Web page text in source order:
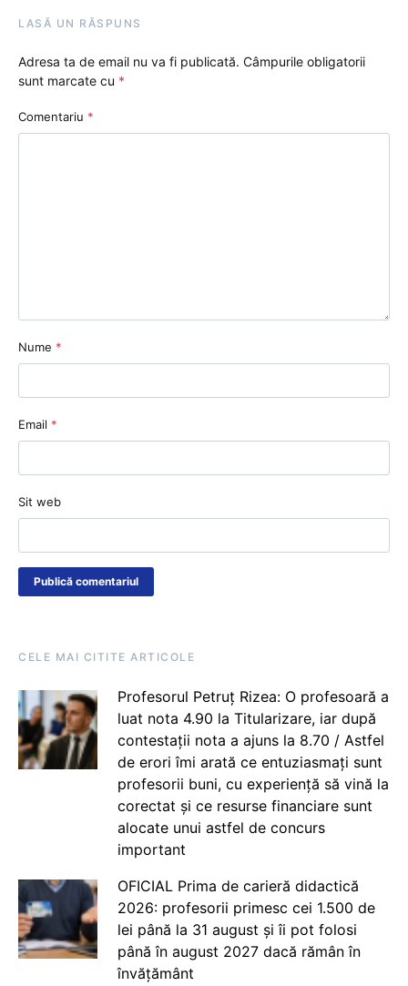
LASĂ UN RĂSPUNS
Adresa ta de email nu va fi publicată. Câmpurile obligatorii
sunt marcate cu *
Comentariu *
Nume *
Email *
Sit web
CELE MAI CITITE ARTICOLE
Profesorul Petruț Rizea: O profesoară a
luat nota 4.90 la Titularizare, iar după
contestații nota a ajuns la 8.70 / Astfel
de erori îmi arată ce entuziasmați sunt
profesorii buni, cu experiență să vină la
corectat și ce resurse financiare sunt
alocate unui astfel de concurs
important
OFICIAL Prima de carieră didactică
2026: profesorii primesc cei 1.500 de
lei până la 31 august și îi pot folosi
până în august 2027 dacă rămân în
învățământ